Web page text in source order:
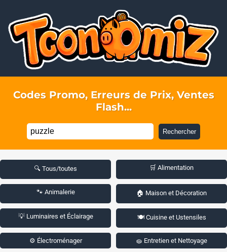
Codes Promo, Erreurs de Prix, Ventes
Flash...
Rechercher
🔍 Tous/toutes 🛒 Alimentation
🐾 Animalerie 🏠 Maison et Décoration
💡 Luminaires et Éclairage 🍽️ Cuisine et Ustensiles
⚙️ Électroménager 🧽 Entretien et Nettoyage